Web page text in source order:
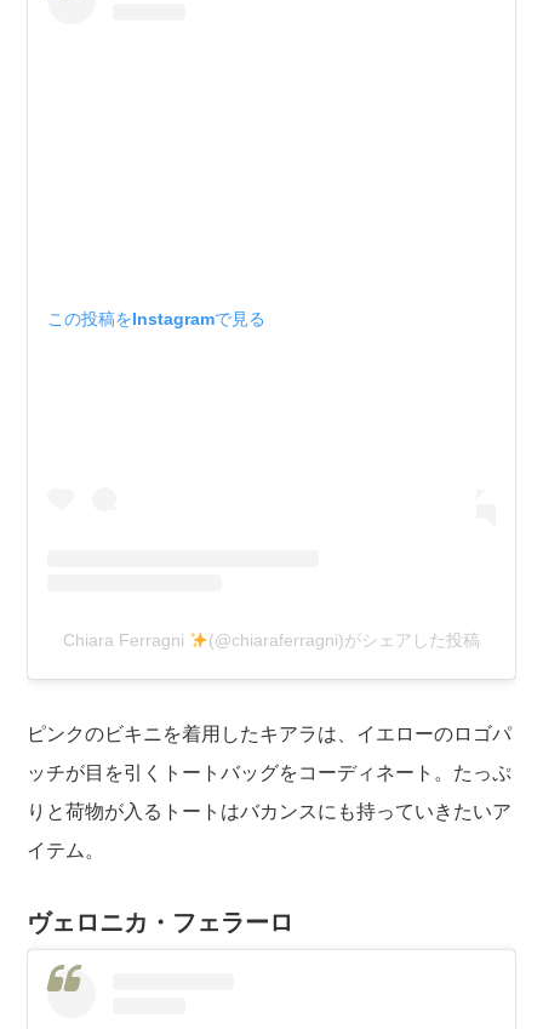
この投稿をInstagramで見る
Chiara Ferragni (@chiaraferragni)がシェアした投稿
ピンクのビキニを着用したキアラは、イエローのロゴパ
ッチが目を引くトートバッグをコーディネート。たっぷ
りと荷物が入るトートはバカンスにも持っていきたいア
イテム。
ヴェロニカ・フェラーロ